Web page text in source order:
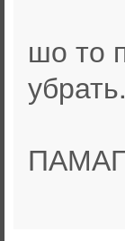
шо то
убрать.